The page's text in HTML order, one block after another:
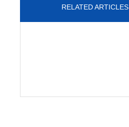
RELATED ARTICLES